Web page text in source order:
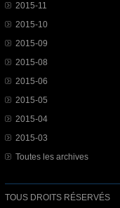
2015-11
2015-10
2015-09
2015-08
2015-06
2015-05
2015-04
2015-03
Toutes les archives
TOUS DROITS RÉSERVÉS